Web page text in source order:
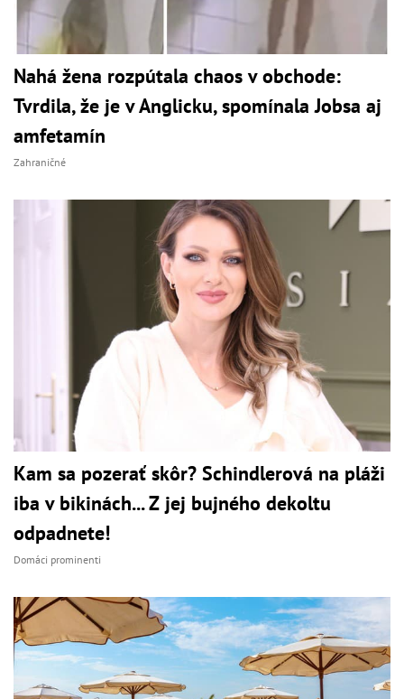
Nahá žena rozpútala chaos v obchode:
Tvrdila, že je v Anglicku, spomínala Jobsa aj
amfetamín
Zahraničné
Kam sa pozerať skôr? Schindlerová na pláži
iba v bikinách... Z jej bujného dekoltu
odpadnete!
Domáci prominenti